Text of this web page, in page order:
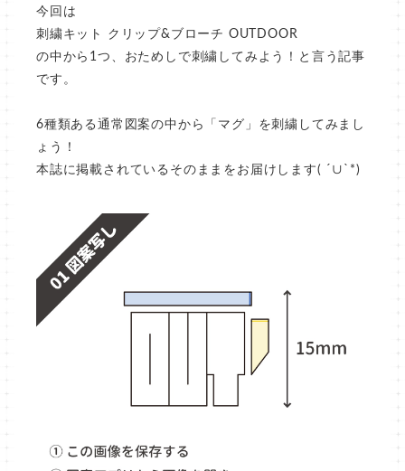
今回は
刺繍キット クリップ&ブローチ OUTDOOR
の中から1つ、おためしで刺繍してみよう！と言う記事
です。
6種類ある通常図案の中から「マグ」を刺繍してみまし
ょう！
本誌に掲載されているそのままをお届けします( ´∪`*)